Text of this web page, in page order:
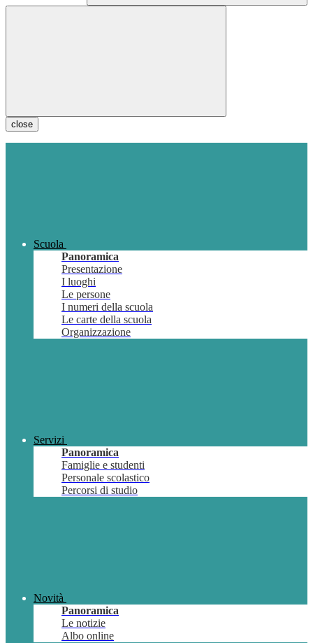
close
Scuola
Panoramica
Presentazione
I luoghi
Le persone
I numeri della scuola
Le carte della scuola
Organizzazione
Servizi
Panoramica
Famiglie e studenti
Personale scolastico
Percorsi di studio
Novità
Panoramica
Le notizie
Albo online